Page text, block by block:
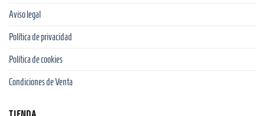
Aviso legal
Política de privacidad
Política de cookies
Condiciones de Venta